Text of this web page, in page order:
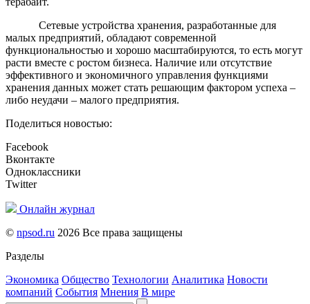
Сетевые устройства хранения, разработанные для
малых предприятий, обладают современной
функциональностью и хорошо масштабируются, то есть могут
расти вместе с ростом бизнеса. Наличие или отсутствие
эффективного и экономичного управления функциями
хранения данных может стать решающим фактором успеха –
либо неудачи – малого предприятия.
Поделиться новостью:
Facebook
Вконтакте
Одноклассники
Twitter
Онлайн журнал
© npsod.ru 2026 Все права защищены
Разделы
Экономика Общество Технологии Аналитика Новости
компаний События Мнения В мире